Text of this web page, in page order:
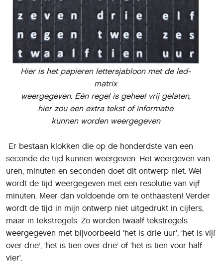
Hier is het papieren lettersjabloon met de led-
matrix
weergegeven. Eén regel is geheel vrij gelaten,
hier zou een extra tekst of informatie
kunnen worden weergegeven
Er bestaan klokken die op de honderdste van een
seconde de tijd kunnen weergeven. Het weergeven van
uren, minuten en seconden doet dit ontwerp niet. Wel
wordt de tijd weergegeven met een resolutie van vijf
minuten. Meer dan voldoende om te onthaasten! Verder
wordt de tijd in mijn ontwerp niet uitgedrukt in cijfers,
maar in tekstregels. Zo worden twaalf tekstregels
weergegeven met bijvoorbeeld ‘het is drie uur’, ‘het is vijf
over drie’, ‘het is tien over drie’ of ‘het is tien voor half
vier’.